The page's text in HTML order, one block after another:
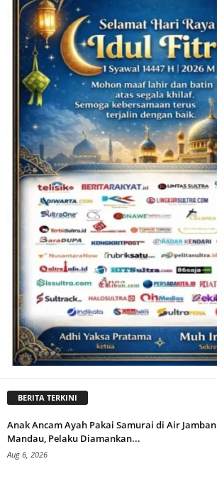
BERITA TERKINI
Anak Ancam Ayah Pakai Samurai di Air Jamban
Mandau, Pelaku Diamankan...
Aug 6, 2026